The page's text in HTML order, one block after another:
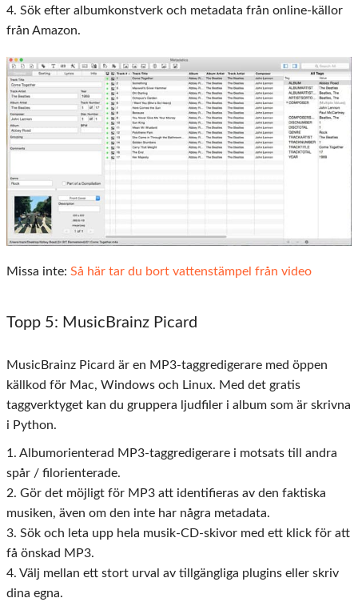
4. Sök efter albumkonstverk och metadata från online-källor
från Amazon.
Missa inte: Så här tar du bort vattenstämpel från video
Topp 5: MusicBrainz Picard
MusicBrainz Picard är en MP3-taggredigerare med öppen
källkod för Mac, Windows och Linux. Med det gratis
taggverktyget kan du gruppera ljudfiler i album som är skrivna
i Python.
1. Albumorienterad MP3-taggredigerare i motsats till andra
spår / filorienterade.
2. Gör det möjligt för MP3 att identifieras av den faktiska
musiken, även om den inte har några metadata.
3. Sök och leta upp hela musik-CD-skivor med ett klick för att
få önskad MP3.
4. Välj mellan ett stort urval av tillgängliga plugins eller skriv
dina egna.